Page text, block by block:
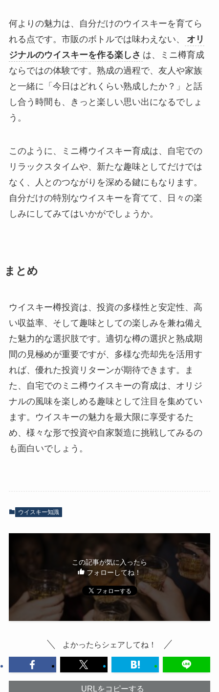
何よりの魅力は、自分だけのウイスキーを育てら
れる点です。市販のボトルでは味わえない、
オリ
ジナルのウイスキーを作る楽しさ は、ミニ樽育成
ならではの体験です。熟成の過程で、友人や家族
と一緒に「今日はどれくらい熟成したか？」と話
し合う時間も、きっと楽しい思い出になるでしょ
う。
このように、ミニ樽ウイスキー育成は、自宅での
リラックスタイムや、新たな趣味としてだけでは
なく、人とのつながりを深める鍵にもなります。
自分だけの特別なウイスキーを育てて、日々の楽
しみにしてみてはいかがでしょうか。
まとめ
ウイスキー樽投資は、投資の多様性と安定性、高
い収益率、そして趣味としての楽しみを兼ね備え
た魅力的な選択肢です。適切な樽の選択と熟成期
間の見極めが重要ですが、多様な売却先を活用す
れば、優れた投資リターンが期待できます。ま
た、自宅でのミニ樽ウイスキーの育成は、オリジ
ナルの風味を楽しめる趣味として注目を集めてい
ます。ウイスキーの魅力を最大限に享受するた
め、様々な形で投資や自家製造に挑戦してみるの
も面白いでしょう。
ウイスキー知識
この記事が気に入ったら
フォローしてね！
よかったらシェアしてね！
URLをコピーする